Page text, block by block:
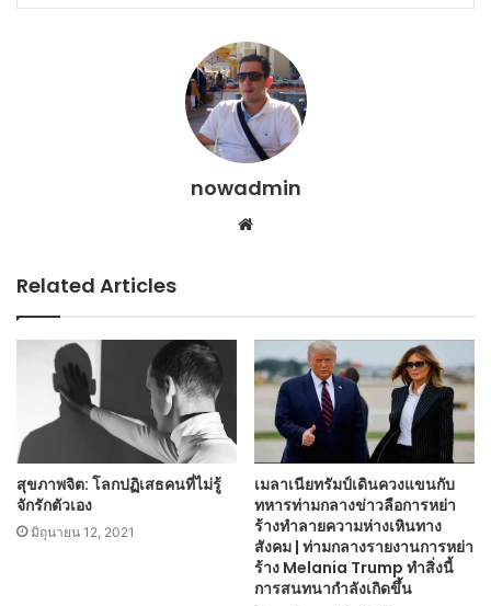
nowadmin
Website
Related Articles
สุขภาพจิต: โลกปฏิเสธคนที่ไม่รู้
จักรักตัวเอง
มิถุนายน 12, 2021
เมลาเนียทรัมป์เดินควงแขนกับ
ทหารท่ามกลางข่าวลือการหย่า
ร้างทำลายความห่างเหินทาง
สังคม | ท่ามกลางรายงานการหย่า
ร้าง Melania Trump ทำสิ่งนี้
การสนทนากำลังเกิดขึ้น